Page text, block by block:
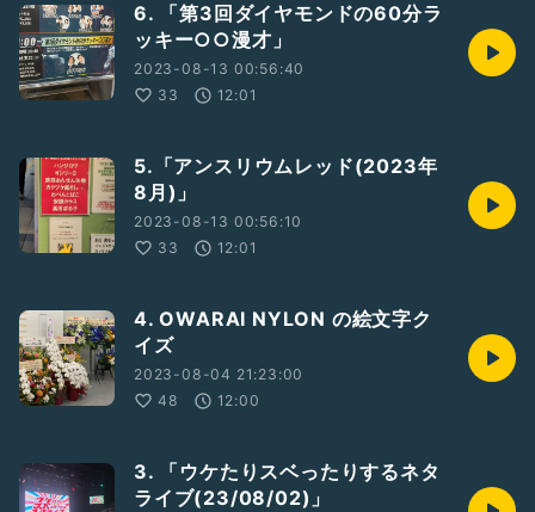
6. 「第3回ダイヤモンドの60分ラ
ッキー○○漫才」
2023-08-13 00:56:40
33
12:01
5.「アンスリウムレッド(2023年
8月)」
2023-08-13 00:56:10
33
12:01
4. OWARAI NYLON の絵文字ク
イズ
2023-08-04 21:23:00
48
12:00
3. 「ウケたりスベったりするネタ
ライブ(23/08/02)」